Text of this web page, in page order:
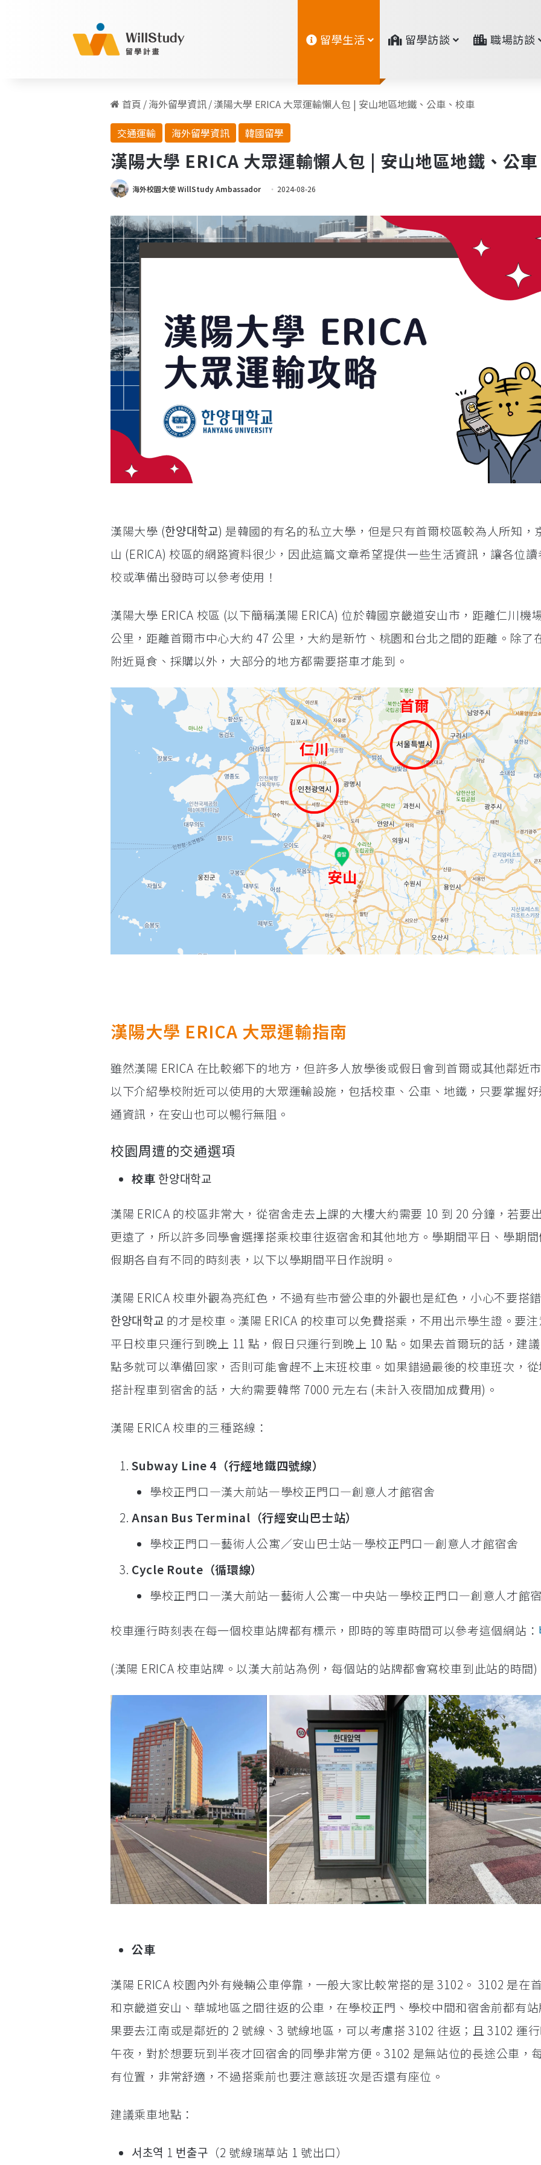
留學生活 留學訪談 職場訪談
首頁 /海外留學資訊/漢陽大學 ERICA 大眾運輸懶人包 | 安山地區地鐵、公車、校車
交通運輸
海外留學資訊 韓國留學
漢陽大學 ERICA 大眾運輸懶人包 | 安山地區地鐵、公
海外校園大使 WillStudy Ambassador 2024-08-26
漢陽大學 (한양대학교) 是韓國的有名的私立大學，但是只有首爾校區較為人所知，
山 (ERICA) 校區的網路資料很少，因此這篇文章希望提供一些生活資訊，讓各位
校或準備出發時可以參考使用！
漢陽大學 ERICA 校區 (以下簡稱漢陽 ERICA) 位於韓國京畿道安山市，距離仁川機
公里，距離首爾市中心大約 47 公里，大約是新竹、桃園和台北之間的距離。除了
附近覓食、採購以外，大部分的地方都需要搭車才能到。
漢陽大學 ERICA 大眾運輸指南
雖然漢陽 ERICA 在比較鄉下的地方，但許多人放學後或假日會到首爾或其他鄰近
以下介紹學校附近可以使用的大眾運輸設施，包括校車、公車、地鐵，只要掌握
通資訊，在安山也可以暢行無阻。
校園周遭的交通選項
校車 한양대학교
漢陽 ERICA 的校區非常大，從宿舍走去上課的大樓大約需要 10 到 20 分鐘，若要
更遠了，所以許多同學會選擇搭乘校車往返宿舍和其他地方。學期間平日、學期
假期各自有不同的時刻表，以下以學期間平日作說明。
漢陽 ERICA 校車外觀為亮紅色，不過有些市營公車的外觀也是紅色，小心不要搭
한양대학교 的才是校車。漢陽 ERICA 的校車可以免費搭乘，不用出示學生證。要
平日校車只運行到晚上 11 點，假日只運行到晚上 10 點。如果去首爾玩的話，建
點多就可以準備回家，否則可能會趕不上末班校車。如果錯過最後的校車班次，
搭計程車到宿舍的話，大約需要韓幣 7000 元左右 (未計入夜間加成費用)。
漢陽 ERICA 校車的三種路線：
Subway Line 4（行經地鐵四號線）
學校正門口—漢大前站—學校正門口—創意人才館宿舍
Ansan Bus Terminal（行經安山巴士站）
學校正門口—藝術人公寓／安山巴士站—學校正門口—創意人才館宿舍
Cycle Route（循環線）
學校正門口—漢大前站—藝術人公寓—中央站—學校正門口—創意人才館
校車運行時刻表在每一個校車站牌都有標示，即時的等車時間可以參考這個網站：
(漢陽 ERICA 校車站牌。以漢大前站為例，每個站的站牌都會寫校車到此站的時間)
公車
漢陽 ERICA 校園內外有幾輛公車停靠，一般大家比較常搭的是 3102。 3102 是在
和京畿道安山、華城地區之間往返的公車，在學校正門、學校中間和宿舍前都有
果要去江南或是鄰近的 2 號線、3 號線地區，可以考慮搭 3102 往返；且 3102 運
午夜，對於想要玩到半夜才回宿舍的同學非常方便。3102 是無站位的長途公車，
有位置，非常舒適，不過搭乘前也要注意該班次是否還有座位。
建議乘車地點：
서초역 1 번출구（2 號線瑞草站 1 號出口）